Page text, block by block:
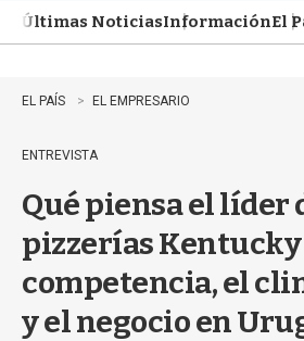
n
uÚltimas NoticiasInformaciónEl
EL PAÍS EL EMPRESARIO
ENTREVISTA
Qué piensa el líder
pizzerías Kentucky
competencia, el
y el negocio en